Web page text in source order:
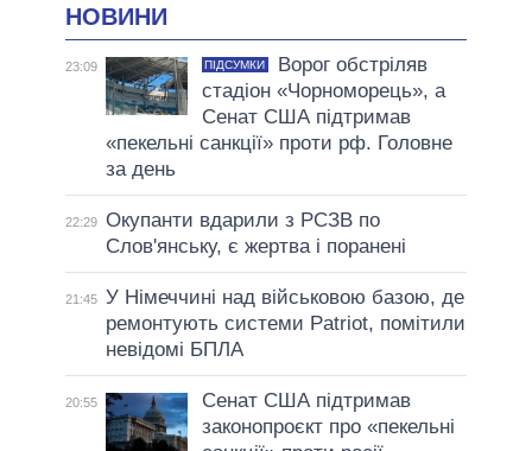
НОВИНИ
23:09 ПІДСУМКИ
Ворог обстріляв
стадіон «Чорноморець», а
Сенат США підтримав
«пекельні санкції» проти рф. Головне
за день
22:29 Окупанти вдарили з РСЗВ по
Слов'янську, є жертва і поранені
21:45 У Німеччині над військовою базою, де
ремонтують системи Patriot, помітили
невідомі БПЛА
20:55
Сенат США підтримав
законопроєкт про «пекельні